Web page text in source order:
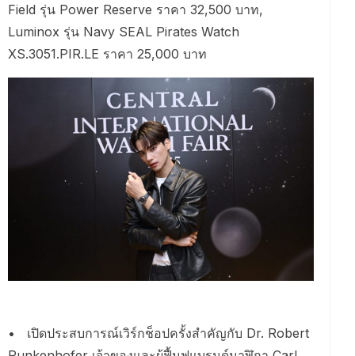
Field รุ่น Power Reserve ราคา 32,500 บาท,
Luminox รุ่น Navy SEAL Pirates Watch
XS.3051.PIR.LE ราคา 25,000 บาท
• เปิดประสบการณ์เวิร์กช็อปครั้งสำคัญกับ Dr. Robert